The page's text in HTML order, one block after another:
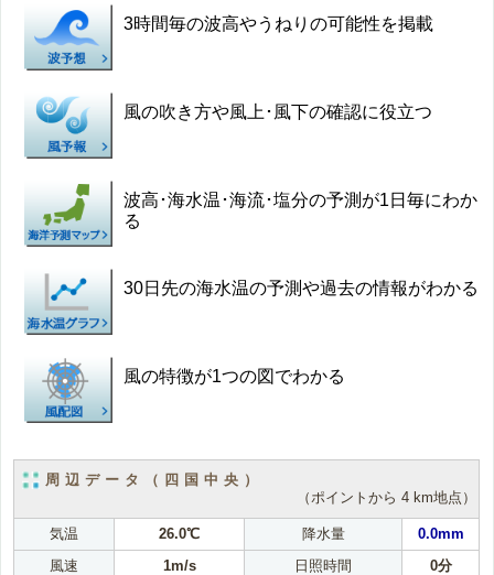
3時間毎の波高やうねりの可能性を掲載
風の吹き方や風上･風下の確認に役立つ
波高･海水温･海流･塩分の予測が1日毎にわか
る
30日先の海水温の予測や過去の情報がわかる
風の特徴が1つの図でわかる
周辺データ（四国中央）
（ポイントから 4 km地点）
気温 26.0℃ 降水量
0.0mm
風速
1m/s 日照時間 0分